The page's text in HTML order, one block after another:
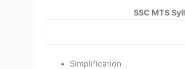
SSC MTS
Simplification